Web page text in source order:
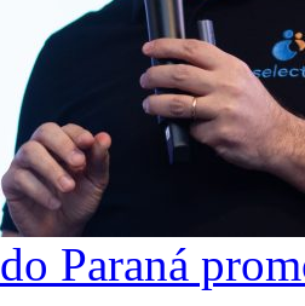
Paraná